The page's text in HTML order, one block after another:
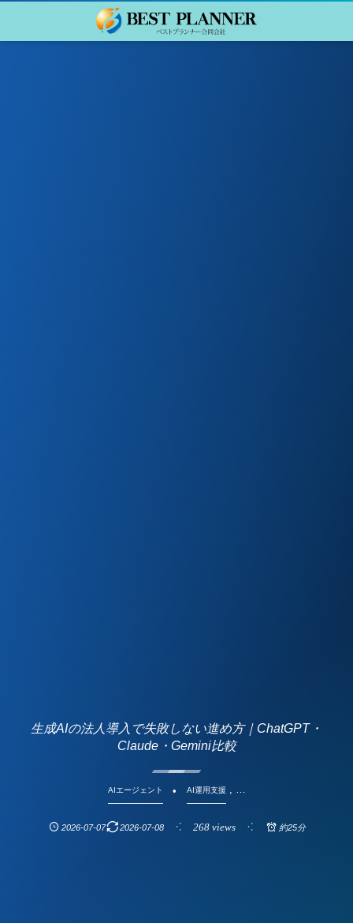
生成AIの法人導入で失敗しない進め方｜ChatGPT・
Claude・Gemini比較
AIエージェント AI運用支援 , …
2026-07-07 2026-07-08 268 views 約25分